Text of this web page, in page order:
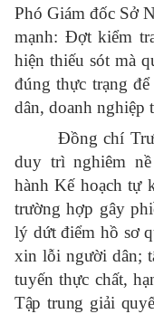
Phó Giám đốc Sở
mạnh: Đợt kiểm
hiện thiếu sót mà
đúng thực trạng
dân, doanh nghiệp
Đồng chí
duy trì nghiêm
hành Kế hoạch tự
trường hợp gây
lý dứt điểm hồ sơ
xin lỗi người dân;
tuyến thực chất,
Tập trung giải